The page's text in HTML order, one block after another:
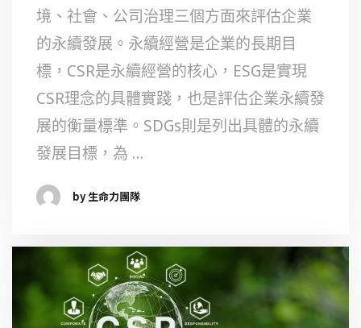
境、社會、公司治理三個方面來評估企業
的永續發展。永續經營是企業的長期目
標，CSR是永續經營的核心，ESG是實現
CSR理念的具體實踐，也是評估企業永續發
展的衡量標準。SDGs則是列出具體的永續
發展目標，為 …
by 生命力團隊